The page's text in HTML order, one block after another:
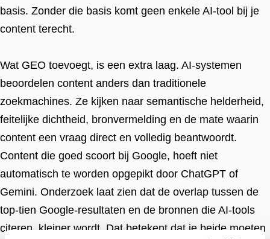
basis. Zonder die basis komt geen enkele AI-tool bij je
content terecht.
Wat GEO toevoegt, is een extra laag. AI-systemen
beoordelen content anders dan traditionele
zoekmachines. Ze kijken naar semantische helderheid,
feitelijke dichtheid, bronvermelding en de mate waarin
content een vraag direct en volledig beantwoordt.
Content die goed scoort bij Google, hoeft niet
automatisch te worden opgepikt door ChatGPT of
Gemini. Onderzoek laat zien dat de overlap tussen de
top-tien Google-resultaten en de bronnen die AI-tools
citeren, kleiner wordt. Dat betekent dat je beide moeten